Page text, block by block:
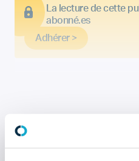
La lecture de cette
abonné.es
Adhérer >